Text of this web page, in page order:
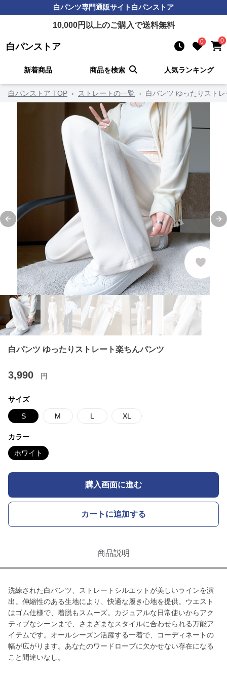
白パンツ専門通販サイト白パンストア
10,000円以上のご購入で送料無料
白パンストア 0 0
新着商品 商品を検索 人気ランキング
白パンストア TOP › ストレートの一覧 › 白パンツ ゆったりスト
Previous slide
白パンツ ゆったりストレート楽ちんパンツ
3,990 円
サイズ
S M L XL
カラー
ホワイト
購入画面に進む
カートに追加する
商品説明
洗練された白パンツ、ストレートシルエットが美しいラインを演
出。伸縮性のある生地により、快適な履き心地を提供。ウエスト
はゴム仕様で、着脱もスムーズ。カジュアルな日常使いからアク
ティブなシーンまで、さまざまなスタイルに合わせられる万能ア
イテムです。オールシーズン活躍する一着で、コーディネートの
幅が広がります。あなたのワードローブに欠かせない存在になる
こと間違いなし。